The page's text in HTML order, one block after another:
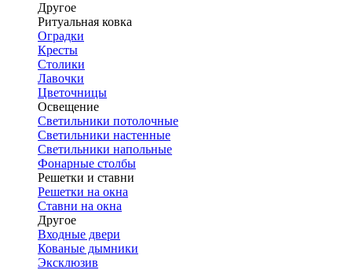
Другое
Ритуальная ковка
Оградки
Кресты
Столики
Лавочки
Цветочницы
Освещение
Светильники потолочные
Светильники настенные
Светильники напольные
Фонарные столбы
Решетки и ставни
Решетки на окна
Ставни на окна
Другое
Входные двери
Кованые дымники
Эксклюзив